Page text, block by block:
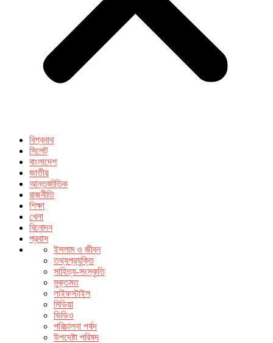
বিশ্বনাথ
সিলেট
বাংলাদেশ
জাতীয়
আন্তর্জাতিক
রাজনীতি
শিক্ষা
খেলা
বিনোদন
প্রবাস
ইসলাম ও জীবন
তথ্যপ্রযুক্তি
সাহিত্য-সংস্কৃতি
মুক্তমত
লাইফস্টাইল
মিডিয়া
ভিডিও
পরিচালনা পর্ষদ
উপদেষ্টা পরিষদ